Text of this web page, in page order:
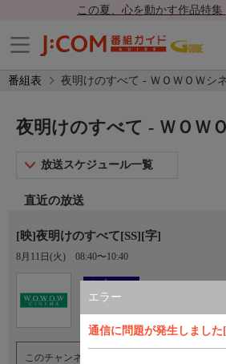
この夏、心を動かす作品特集
番組表 夜明けのすべて - ＷＯＷＯＷシ
エラー
通信に問題が発生しまし
夜明けのすべて - ＷＯＷ
放送スケジュール一覧
直近の放送
[映]夜明けのすべて[SS][字]
8月11日(火) 08:40〜10:40
オプション
Ch.193
ＷＯＷＯＷシネマ
このチャンネルのご視聴には、オプションチ